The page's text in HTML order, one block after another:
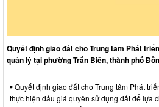
Quyết định giao đất cho Trung tâm Phát
quản lý tại phường Trấn Biên, thành phố
Quyết định giao đất cho Trung tâm Phát
thực hiện đấu giá quyền sử dụng đất để lựa